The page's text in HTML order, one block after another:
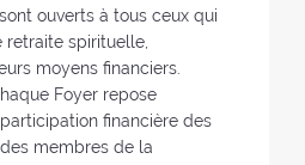
ouverts à tous ceux qui
retraite spirituelle,
moyens financiers.
Foyer repose
financière des
membres de la